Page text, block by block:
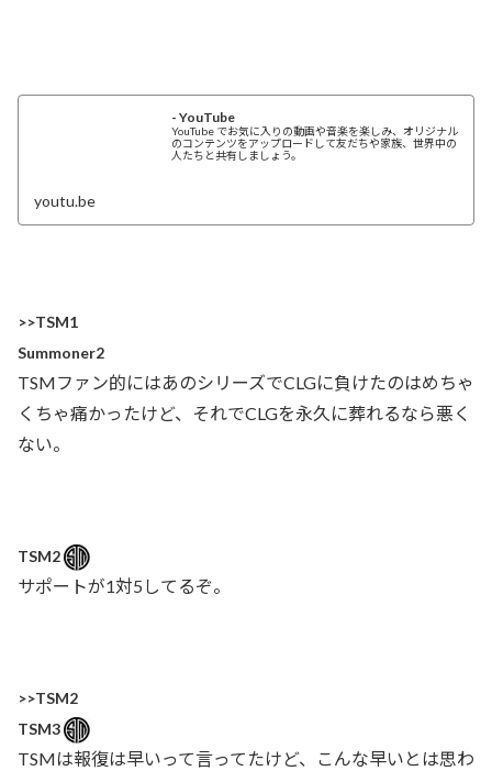
- YouTube
YouTube でお気に入りの動画や音楽を楽しみ、オリジナル
のコンテンツをアップロードして友だちや家族、世界中の
人たちと共有しましょう。
youtu.be
>>TSM1
Summoner2
TSMファン的にはあのシリーズでCLGに負けたのはめちゃ
くちゃ痛かったけど、それでCLGを永久に葬れるなら悪く
ない。
TSM2
サポートが1対5してるぞ。
>>TSM2
TSM3
TSMは報復は早いって言ってたけど、こんな早いとは思わ